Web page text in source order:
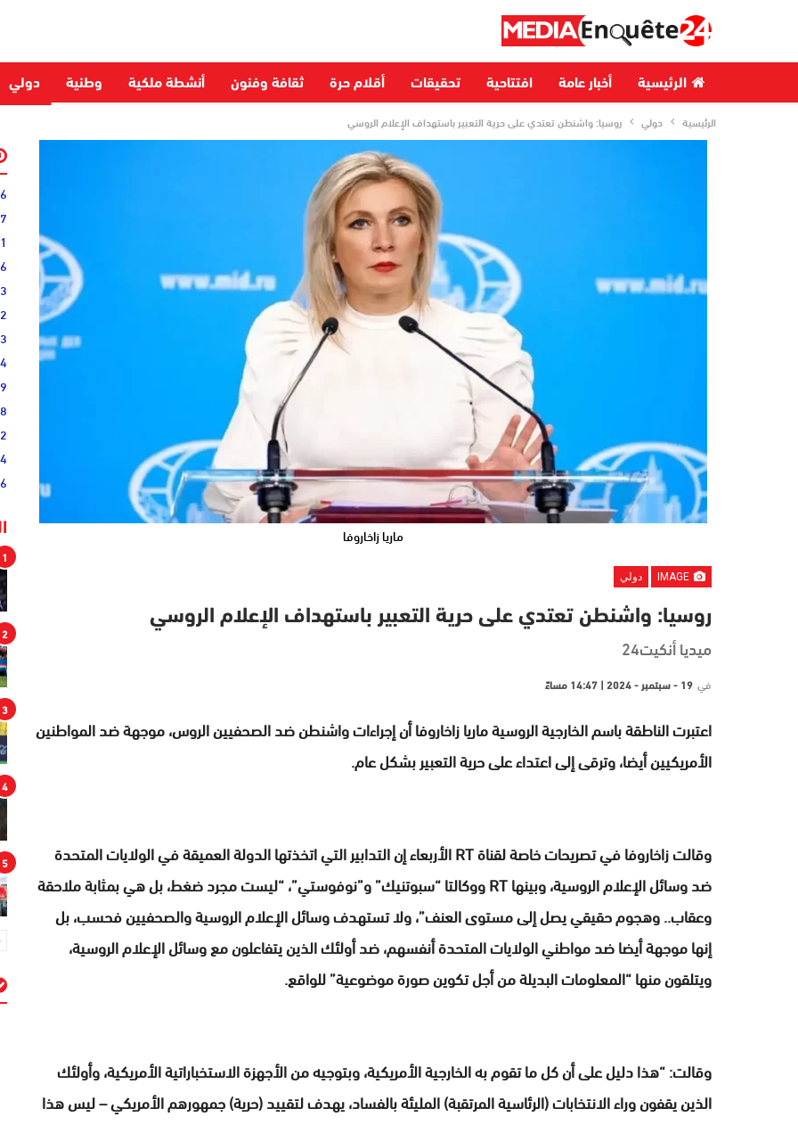
الرئيسية أخبار عامة افتتاحية تحقيقات أقلام حرة ثقافة وفنون أنشطة ملكية وطنية دولي
الرئيسية دولي روسيا: واشنطن تعتدي على حرية التعبير باستهداف الإعلام الروسي
ماريا زاخاروفا
دولي
روسيا: واشنطن تعتدي على حرية التعبير باستهداف الإعلام الروسي
ميديا أنكيت24
في 19 - سبتمبر - 2024 | 14:47 مساءً
اعتبرت الناطقة باسم الخارجية الروسية ماريا زاخاروفا أن إجراءات واشنطن ضد الصحفيين الروس، موجهة ضد المواطنين
الأمريكيين أيضا، وترقى إلى اعتداء على حرية التعبير بشكل عام.
وقالت زاخاروفا في تصريحات خاصة لقناة RT الأربعاء إن التدابير التي اتخذتها الدولة العميقة في الولايات المتحدة
ضد وسائل الإعلام الروسية، وبينها RT ووكالتا “سبوتنيك” و”نوفوستي”، “ليست مجرد ضغط، بل هي بمثابة ملاحقة
وعقاب.. وهجوم حقيقي يصل إلى مستوى العنف”، ولا تستهدف وسائل الإعلام الروسية والصحفيين فحسب، بل
إنها موجهة أيضا ضد مواطني الولايات المتحدة أنفسهم، ضد أولئك الذين يتفاعلون مع وسائل الإعلام الروسية،
ويتلقون منها “المعلومات البديلة من أجل تكوين صورة موضوعية” للواقع.
وقالت: “هذا دليل على أن كل ما تقوم به الخارجية الأمريكية، وبتوجيه من الأجهزة الاستخباراتية الأمريكية، وأولئك
الذين يقفون وراء الانتخابات (الرئاسية المرتقبة) المليئة بالفساد، يهدف لتقييد (حرية) جمهورهم الأمريكي – ليس هذا
1
2
3
4
5